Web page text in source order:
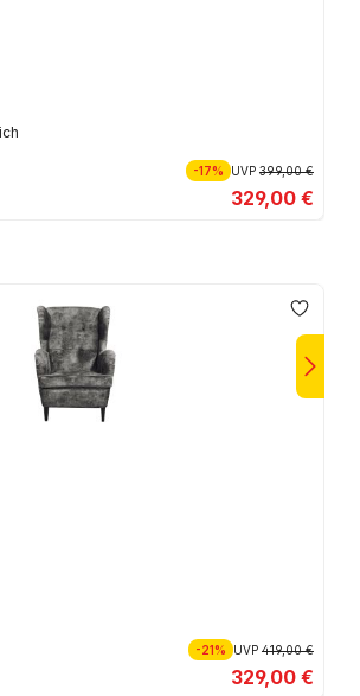
-17% UVP 399,00 €
329,00 €
-21% UVP 419,00 €
329,00 €